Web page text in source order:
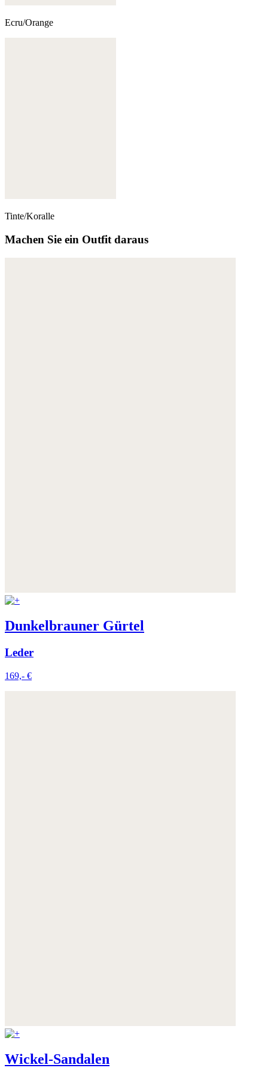
Ecru/Orange
Tinte/Koralle
Machen Sie ein Outfit daraus
Dunkelbrauner Gürtel
Leder
169,- €
Wickel-Sandalen